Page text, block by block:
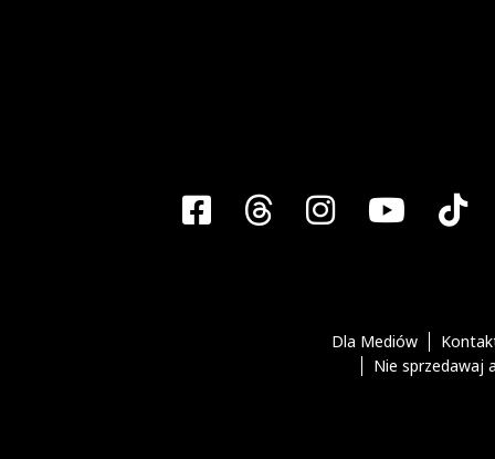
Facebook
Threads
Dla Mediów
Nie sprzedawaj